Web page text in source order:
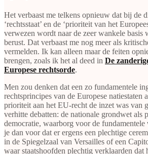
Het verbaast me telkens opnieuw dat bij de
‘rechtsstaat’ en de ‘prioriteit van het
verwezen wordt naar de zeer wankele basis
berust. Dat verbaast me nog meer als
vermelden. Ik kan alleen maar de feiten
brengen, zoals ik het al deed in De
Europese rechtsorde.
Men zou denken dat een zo fundamentele
rechtsprincipes van de Europese natiestaten
prioriteit aan het EU-recht de inzet was van
verhitte debatten: de nationale grondwet als
democratie, waarborg voor de fundamentele
je dan voor dat er ergens een plechtige
in de Spiegelzaal van Versailles of een
waar staatshoofden plechtig verklaarden dat